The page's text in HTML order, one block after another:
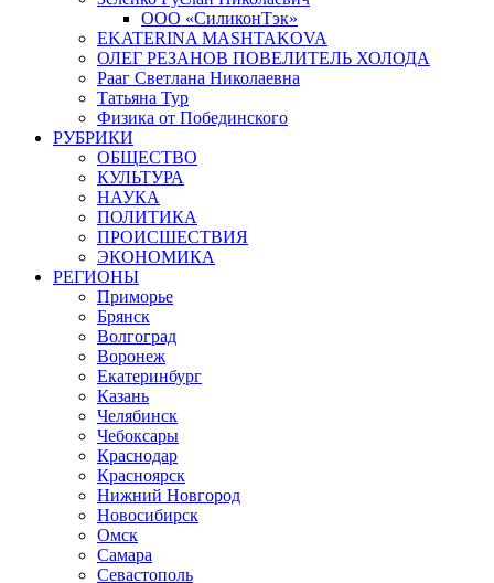
ООО «СиликонТэк»
EKATERINA MASHTAKOVA
ОЛЕГ РЕЗАНОВ ПОВЕЛИТЕЛЬ ХОЛОДА
Рааг Светлана Николаевна
Татьяна Тур
Физика от Побединского
РУБРИКИ
ОБЩЕСТВО
КУЛЬТУРА
НАУКА
ПОЛИТИКА
ПРОИСШЕСТВИЯ
ЭКОНОМИКА
РЕГИОНЫ
Приморье
Брянск
Волгоград
Воронеж
Екатеринбург
Казань
Челябинск
Чебоксары
Краснодар
Красноярск
Нижний Новгород
Новосибирск
Омск
Самара
Севастополь